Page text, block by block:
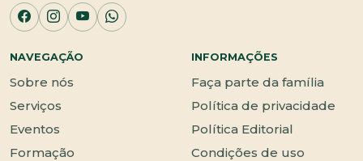
NAVEGAÇÃO
Sobre nós
Serviços
Eventos
Formação
INFORMAÇÕES
Faça parte da família
Política de privacidade
Política Editorial
Condições de uso